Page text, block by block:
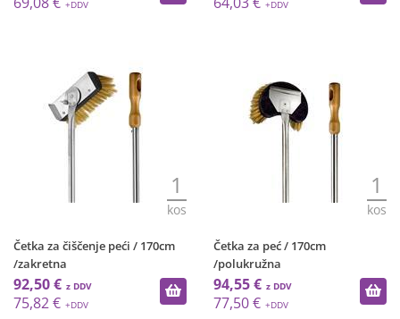
1
kos
Četka za čiščenje peći / 170cm
/zakretna
92,50 €
75,82 €
1
kos
Četka za peć / 170cm
/polukružna
94,55 €
77,50 €